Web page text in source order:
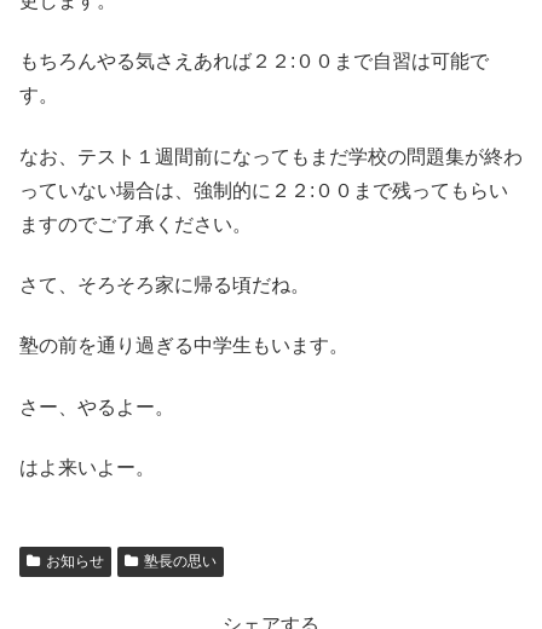
もちろんやる気さえあれば２２:００まで自習は可能で
す。
なお、テスト１週間前になってもまだ学校の問題集が終わ
っていない場合は、強制的に２２:００まで残ってもらい
ますのでご了承ください。
さて、そろそろ家に帰る頃だね。
塾の前を通り過ぎる中学生もいます。
さー、やるよー。
はよ来いよー。
お知らせ 塾長の思い